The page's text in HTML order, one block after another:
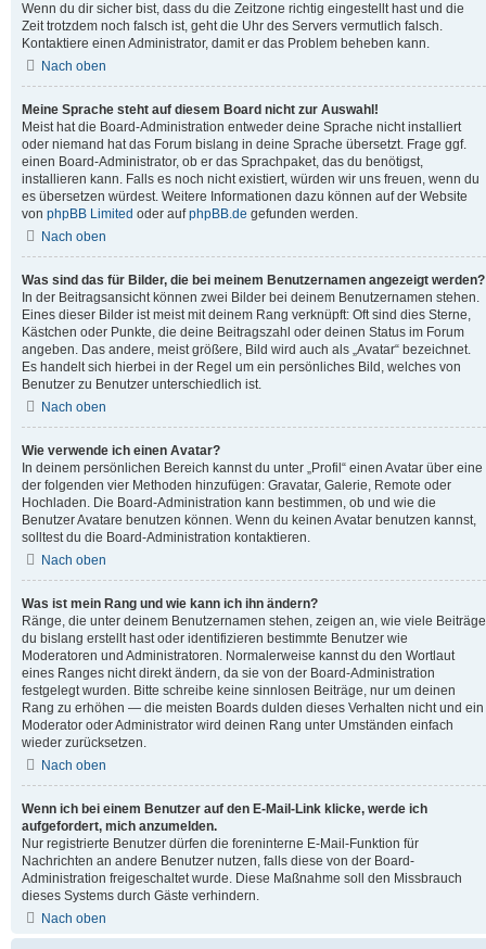
Wenn du dir sicher bist, dass du die Zeitzone richtig eingestellt hast und die
Zeit trotzdem noch falsch ist, geht die Uhr des Servers vermutlich falsch.
Kontaktiere einen Administrator, damit er das Problem beheben kann.
Nach oben
Meine Sprache steht auf diesem Board nicht zur Auswahl!
Meist hat die Board-Administration entweder deine Sprache nicht installiert
oder niemand hat das Forum bislang in deine Sprache übersetzt. Frage ggf.
einen Board-Administrator, ob er das Sprachpaket, das du benötigst,
installieren kann. Falls es noch nicht existiert, würden wir uns freuen, wenn du
es übersetzen würdest. Weitere Informationen dazu können auf der Website
von phpBB Limited oder aufphpBB.de gefunden werden.
Nach oben
Was sind das für Bilder, die bei meinem Benutzernamen angezeigt werden?
In der Beitragsansicht können zwei Bilder bei deinem Benutzernamen stehen.
Eines dieser Bilder ist meist mit deinem Rang verknüpft: Oft sind dies Sterne,
Kästchen oder Punkte, die deine Beitragszahl oder deinen Status im Forum
angeben. Das andere, meist größere, Bild wird auch als „Avatar“ bezeichnet.
Es handelt sich hierbei in der Regel um ein persönliches Bild, welches von
Benutzer zu Benutzer unterschiedlich ist.
Nach oben
Wie verwende ich einen Avatar?
In deinem persönlichen Bereich kannst du unter „Profil“ einen Avatar über eine
der folgenden vier Methoden hinzufügen: Gravatar, Galerie, Remote oder
Hochladen. Die Board-Administration kann bestimmen, ob und wie die
Benutzer Avatare benutzen können. Wenn du keinen Avatar benutzen kannst,
solltest du die Board-Administration kontaktieren.
Nach oben
Was ist mein Rang und wie kann ich ihn ändern?
Ränge, die unter deinem Benutzernamen stehen, zeigen an, wie viele Beiträge
du bislang erstellt hast oder identifizieren bestimmte Benutzer wie
Moderatoren und Administratoren. Normalerweise kannst du den Wortlaut
eines Ranges nicht direkt ändern, da sie von der Board-Administration
festgelegt wurden. Bitte schreibe keine sinnlosen Beiträge, nur um deinen
Rang zu erhöhen — die meisten Boards dulden dieses Verhalten nicht und ein
Moderator oder Administrator wird deinen Rang unter Umständen einfach
wieder zurücksetzen.
Nach oben
Wenn ich bei einem Benutzer auf den E-Mail-Link klicke, werde ich
aufgefordert, mich anzumelden.
Nur registrierte Benutzer dürfen die foreninterne E-Mail-Funktion für
Nachrichten an andere Benutzer nutzen, falls diese von der Board-
Administration freigeschaltet wurde. Diese Maßnahme soll den Missbrauch
dieses Systems durch Gäste verhindern.
Nach oben